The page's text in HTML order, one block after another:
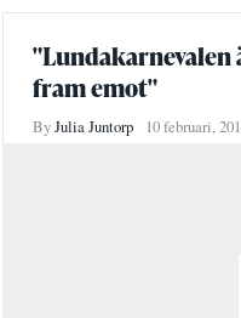
"Lundakarnevalen
fram emot"
ByJulia Juntorp 10 februari,